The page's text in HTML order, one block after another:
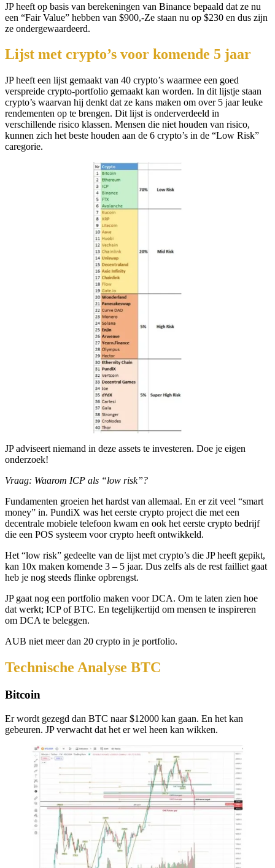
JP heeft op basis van berekeningen van Binance bepaald dat ze nu
een “Fair Value” hebben van $900,-Ze staan nu op $230 en dus zijn
ze ondergewaardeerd.
Lijst met crypto’s voor komende 5 jaar
JP heeft een lijst gemaakt van 40 crypto’s waarmee een goed
verspreide crypto-portfolio gemaakt kan worden. In dit lijstje staan
crypto’s waarvan hij denkt dat ze kans maken om over 5 jaar leuke
rendementen op te brengen. Dit lijst is onderverdeeld in
verschillende risico klassen. Mensen die niet houden van risico,
kunnen zich het beste houden aan de 6 crypto’s in de “Low Risk”
caregorie.
JP adviseert niemand in deze assets te investeren. Doe je eigen
onderzoek!
Vraag: Waarom ICP als “low risk”?
Fundamenten groeien het hardst van allemaal. En er zit veel “smart
money” in. PundiX was het eerste crypto project die met een
decentrale mobiele telefoon kwam en ook het eerste crypto bedrijf
die een POS systeem voor crypto heeft ontwikkeld.
Het “low risk” gedeelte van de lijst met crypto’s die JP heeft gepikt,
kan 10x maken komende 3 – 5 jaar. Dus zelfs als de rest failliet gaat
heb je nog steeds flinke opbrengst.
JP gaat nog een portfolio maken voor DCA. Om te laten zien hoe
dat werkt; ICP of BTC. En tegelijkertijd om mensen te inspireren
om DCA te beleggen.
AUB niet meer dan 20 crypto in je portfolio.
Technische Analyse BTC
Bitcoin
Er wordt gezegd dan BTC naar $12000 kan gaan. En het kan
gebeuren. JP verwacht dat het er wel heen kan wikken.